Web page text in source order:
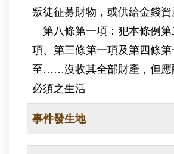
叛徒征募財物，或供給金錢資
第八條第一項：犯本條例第
項、第三條第一項及第四條
至……沒收其全部財產，但應
必須之生活
事件發生地